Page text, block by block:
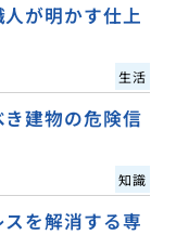
が明かす仕上
生活
建物の危険信
知識
を解消する専